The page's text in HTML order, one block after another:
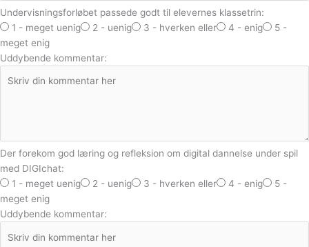
Undervisningsforløbet passede godt til elevernes klassetrin:
1 - meget uenig
2 - uenig 3 - hverken eller 4 - enig
5 -
meget enig
Uddybende kommentar:
Der forekom god læring og refleksion om digital dannelse under spil
med DIGIchat:
1 - meget uenig
2 - uenig 3 - hverken eller 4 - enig
5 -
meget enig
Uddybende kommentar: